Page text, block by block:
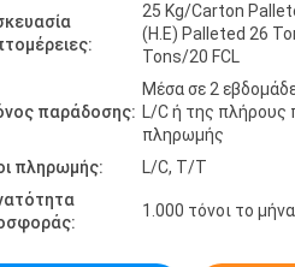
25 Kg/Carton
(Η.Ε) Palleted 26
Tons/20 FCL
παράδοσης:
Μέσα σε 2
L/C ή της πλήρους
πληρωμής
πληρωμής:
L/C, T/T
1.000 τόνοι το μήνα